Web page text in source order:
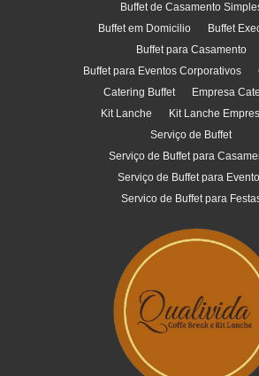
Buffet de Casamento
Buffet em Domicilio
Buffet
Buffet para Casamento
Buffet para Eventos Corporativos
Catering Buffet
Empresa
Kit Lanche
Kit Lanche
Serviço de Buffet
Serviço de Buffet para
Serviço de Buffet para
Servico de Buffet para